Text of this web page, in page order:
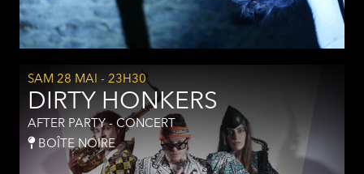
SAM 28 MAI - 23H30
DIRTY HONKERS
AFTER PARTY - CONCERT
BOÎTE NOIRE